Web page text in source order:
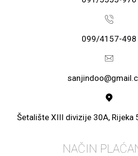
099/4157-498
Šetalište XIII divizije 30A,
NAČIN